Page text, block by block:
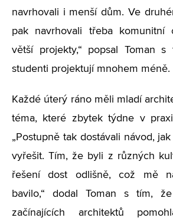
navrhovali i menší dům. Ve
pak navrhovali třeba komunitní
větší projekty,“ popsal Toman
studenti projektují mnohem méně.
Každé úterý ráno měli mladí
téma, které zbytek týdne v
„Postupně tak dostávali návod,
vyřešit. Tím, že byli z různých
řešení dost odlišně, což mě
bavilo,“ dodal Toman s tím,
začínajících architektů